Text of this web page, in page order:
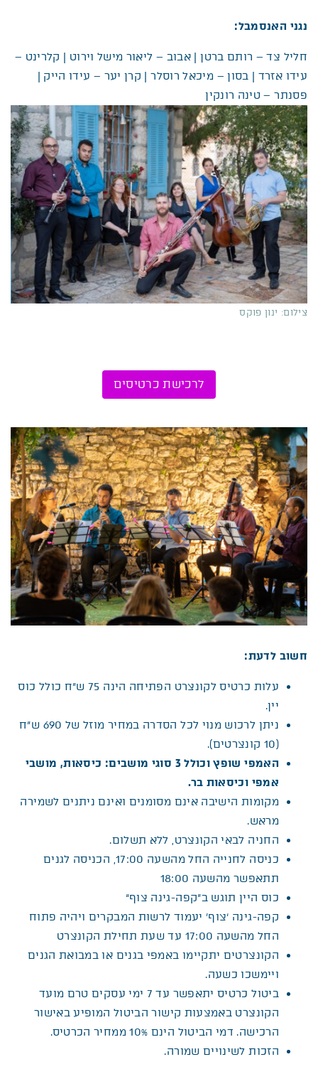
נגני האנסמבל:
חליל צד – רותם ברטן | אבוב – ליאור מישל וירוט | קלרינט –
עידו אזרד | בסון – מיכאל רוסלר | קרן יער – עידו הייק |
פסנתר – טינה רונקין
צילום: ינון פוקס
לרכישת כרטיסים
חשוב לדעת:
עלות כרטיס לקונצרט הפתיחה הינה 75 ש”ח כולל כוס
יין.
ניתן לרכוש מנוי לכל הסדרה במחיר מוזל של 690 ש”ח
האמפי שופץ וכולל 3 סוגי מושבים: כיסאות, מושבי
אמפי וכיסאות בר.
מקומות הישיבה אינם מסומנים ואינם ניתנים לשמירה
מראש.
החניה לבאי הקונצרט, ללא תשלום.
כניסה לחנייה החל מהשעה 17:00, הכניסה לגנים
תתאפשר מהשעה 18:00
כוס היין תוגש ב”קפה-גינה צוף“
קפה-גינה ‘צוף’ יעמוד לרשות המבקרים ויהיה פתוח
החל מהשעה 17:00 עד שעת תחילת הקונצרט
הקונצרטים יתקיימו באמפי בגנים או במבואת הגנים
ויימשכו כשעה.
ביטול כרטיס יתאפשר עד 7 ימי עסקים טרם מועד
הקונצרט באמצעות קישור הביטול המופיע באישור
הרכישה. דמי הביטול הינם 10% ממחיר הכרטיס.
הזכות לשינויים שמורה.